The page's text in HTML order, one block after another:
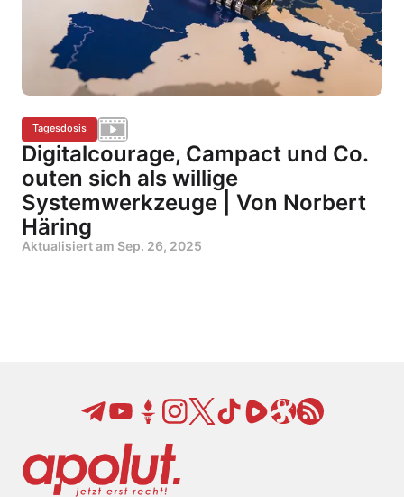
Tagesdosis
Digitalcourage, Campact und Co.
outen sich als willige
Systemwerkzeuge | Von Norbert
Häring
Aktualisiert am Sep. 26, 2025